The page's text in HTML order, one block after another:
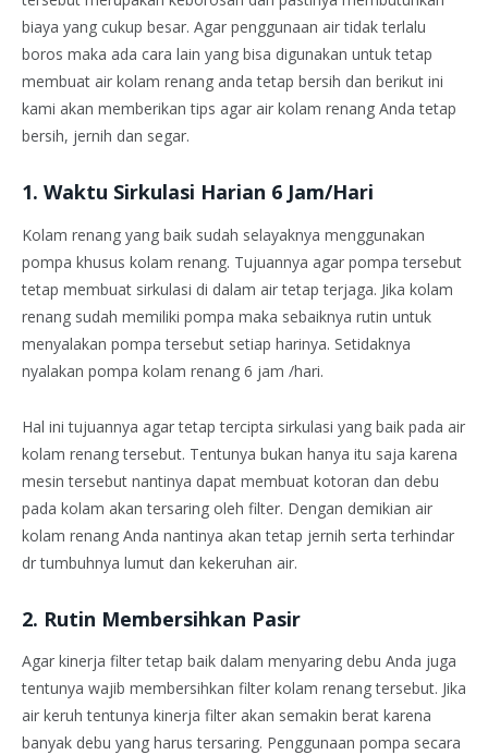
biaya yang cukup besar. Agar penggunaan air tidak terlalu
boros maka ada cara lain yang bisa digunakan untuk tetap
membuat air kolam renang anda tetap bersih dan berikut ini
kami akan memberikan tips agar air kolam renang Anda tetap
bersih, jernih dan segar.
1. Waktu Sirkulasi Harian 6 Jam/Hari
Kolam renang yang baik sudah selayaknya menggunakan
pompa khusus kolam renang. Tujuannya agar pompa tersebut
tetap membuat sirkulasi di dalam air tetap terjaga. Jika kolam
renang sudah memiliki pompa maka sebaiknya rutin untuk
menyalakan pompa tersebut setiap harinya. Setidaknya
nyalakan pompa kolam renang 6 jam /hari.
Hal ini tujuannya agar tetap tercipta sirkulasi yang baik pada air
kolam renang tersebut. Tentunya bukan hanya itu saja karena
mesin tersebut nantinya dapat membuat kotoran dan debu
pada kolam akan tersaring oleh filter. Dengan demikian air
kolam renang Anda nantinya akan tetap jernih serta terhindar
dr tumbuhnya lumut dan kekeruhan air.
2. Rutin Membersihkan Pasir
Agar kinerja filter tetap baik dalam menyaring debu Anda juga
tentunya wajib membersihkan filter kolam renang tersebut. Jika
air keruh tentunya kinerja filter akan semakin berat karena
banyak debu yang harus tersaring. Penggunaan pompa secara